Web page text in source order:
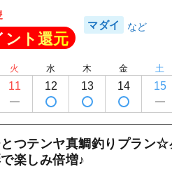
ント還元
マダイ
火
11
水
12
木
13
金
14
土
15
とつテンヤ真鯛釣りプラン
楽しみ倍増♪